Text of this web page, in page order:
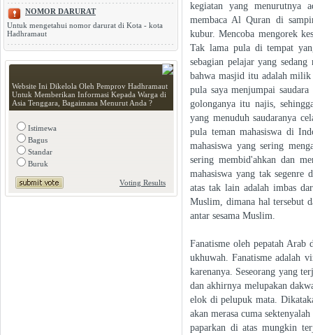
NOMOR DARURAT
Untuk mengetahui nomor darurat di Kota - kota
Hadhramaut
Website Ini Dikelola Oleh Pemprov Hadhramaut
Untuk Memberikan Informasi Kepada Warga di
Asia Tenggara, Bagaimana Menurut Anda ?
Istimewa
Bagus
Standar
Buruk
Voting Results
kegiatan yang menurutnya
membaca Al Quran di
kubur. Mencoba mengorek
Tak lama pula di tempat
sebagian pelajar yang
bahwa masjid itu adalah
pula saya menjumpai
golonganya itu najis,
yang menuduh saudaranya
pula teman mahasiswa di
mahasiswa yang sering
sering membid'ahkan dan
mahasiswa yang tak segenre
atas tak lain adalah imbas
Muslim, dimana hal tersebut
antar sesama Muslim.
Fanatisme oleh pepatah Arab
ukhuwah. Fanatisme adalah
karenanya. Seseorang yang
dan akhirnya melupakan
elok di pelupuk mata.
akan merasa cuma
paparkan di atas mungkin